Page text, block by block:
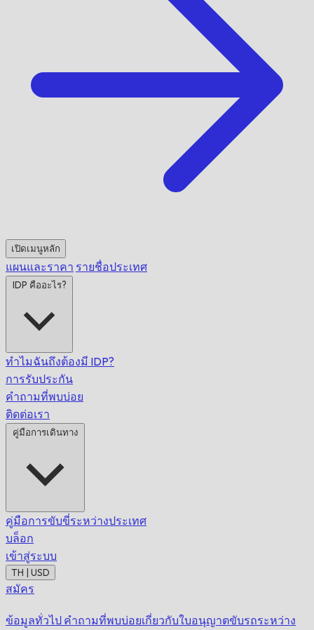
เปิดเมนูหลัก
แผนและราคา รายชื่อประเทศ
IDP คืออะไร?
ทำไมฉันถึงต้องมี IDP?
การรับประกัน
คำถามที่พบบ่อย
ติดต่อเรา
คู่มือการเดินทาง
คู่มือการขับขี่ระหว่างประเทศ
บล็อก
เข้าสู่ระบบ
TH | USD
สมัคร
ข้อมูลทั่วไป คำถามที่พบบ่อยเกี่ยวกับใบอนุญาตขับรถระหว่าง